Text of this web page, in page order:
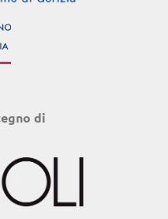
di